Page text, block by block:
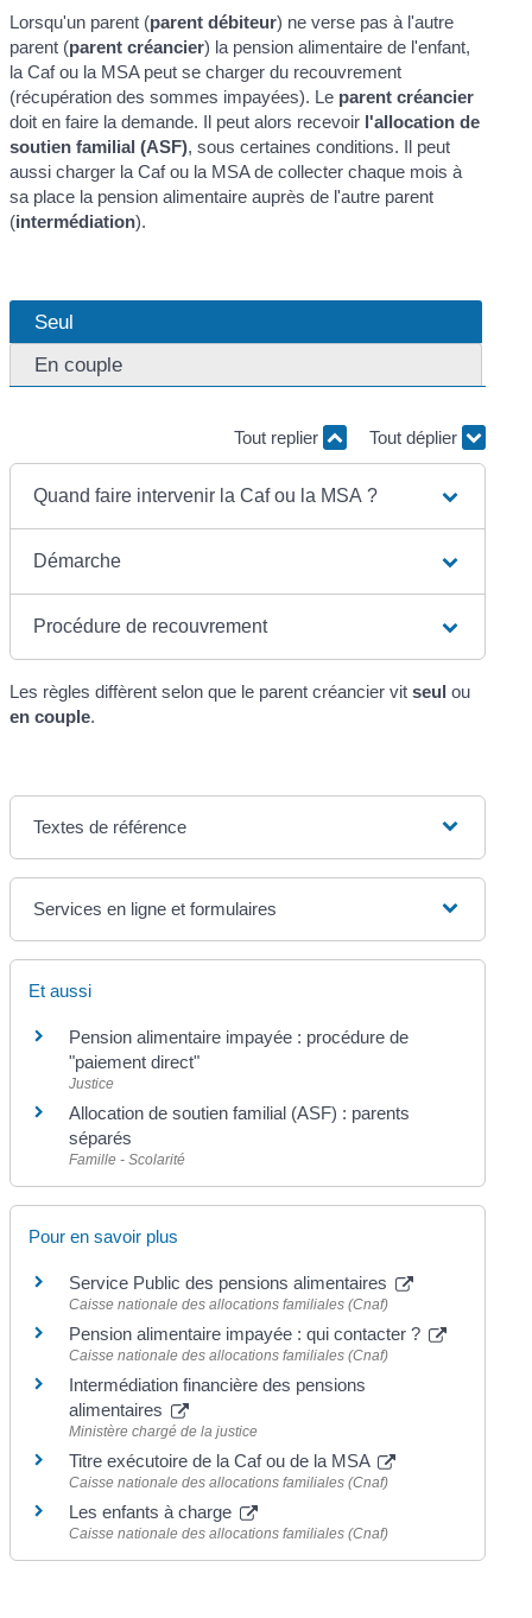
Lorsqu'un parent (parent débiteur) ne verse pas à l'autre
parent (parent créancier) la pension alimentaire de l'enfant,
la Caf ou la MSA peut se charger du recouvrement
(récupération des sommes impayées). Le parent créancier
doit en faire la demande. Il peut alors recevoir l'allocation de
soutien familial (ASF), sous certaines conditions. Il peut
aussi charger la Caf ou la MSA de collecter chaque mois à
sa place la pension alimentaire auprès de l'autre parent
(intermédiation).
Seul
En couple
Tout replier Tout déplier
Quand faire intervenir la Caf ou la MSA ?
Démarche
Procédure de recouvrement
Les règles diffèrent selon que le parent créancier vitseul ou
en couple.
Textes de référence
Services en ligne et formulaires
Et aussi
Pension alimentaire impayée : procédure de
"paiement direct"
Justice
Allocation de soutien familial (ASF) : parents
séparés
Famille - Scolarité
Pour en savoir plus
Service Public des pensions alimentaires
Caisse nationale des allocations familiales (Cnaf)
Pension alimentaire impayée : qui contacter ?
Caisse nationale des allocations familiales (Cnaf)
Intermédiation financière des pensions
alimentaires
Ministère chargé de la justice
Titre exécutoire de la Caf ou de la MSA
Caisse nationale des allocations familiales (Cnaf)
Les enfants à charge
Caisse nationale des allocations familiales (Cnaf)